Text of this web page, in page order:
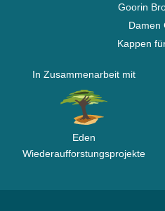
Goorin
Damen
Kappen
In Zusammenarbeit mit
Eden
Wiederaufforstungsprojekte